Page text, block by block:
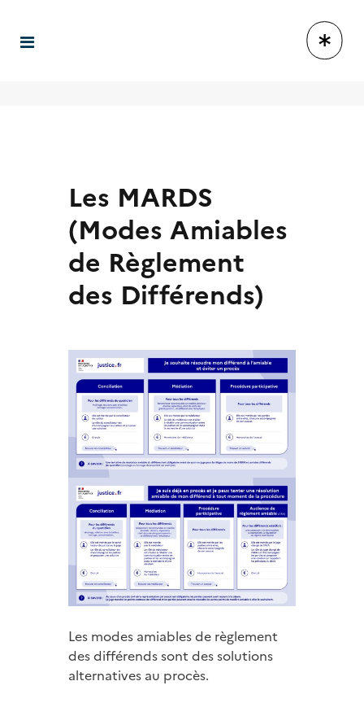
Les MARDS
(Modes Amiables
de Règlement
des Différends)
Les modes amiables de règlement
des différends sont des solutions
alternatives au procès.